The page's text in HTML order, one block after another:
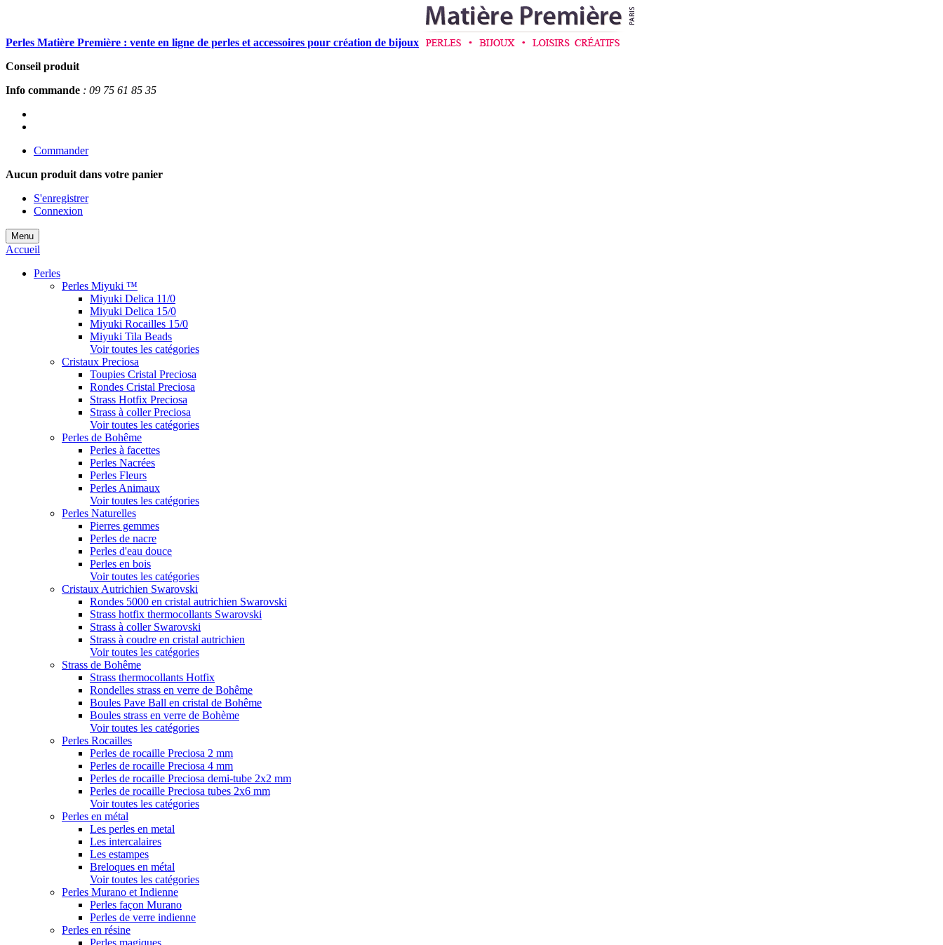
Perles Matière Première : vente en ligne de perles et accessoires pour création de bijoux
Conseil produit
Info commande : 09 75 61 85 35
Commander
Aucun produit dans votre panier
S'enregistrer
Connexion
Menu
Accueil
Perles
Perles Miyuki ™
Miyuki Delica 11/0
Miyuki Delica 15/0
Miyuki Rocailles 15/0
Miyuki Tila Beads
Voir toutes les catégories
Cristaux Preciosa
Toupies Cristal Preciosa
Rondes Cristal Preciosa
Strass Hotfix Preciosa
Strass à coller Preciosa
Voir toutes les catégories
Perles de Bohême
Perles à facettes
Perles Nacrées
Perles Fleurs
Perles Animaux
Voir toutes les catégories
Perles Naturelles
Pierres gemmes
Perles de nacre
Perles d'eau douce
Perles en bois
Voir toutes les catégories
Cristaux Autrichien Swarovski
Rondes 5000 en cristal autrichien Swarovski
Strass hotfix thermocollants Swarovski
Strass à coller Swarovski
Strass à coudre en cristal autrichien
Voir toutes les catégories
Strass de Bohême
Strass thermocollants Hotfix
Rondelles strass en verre de Bohême
Boules Pave Ball en cristal de Bohême
Boules strass en verre de Bohème
Voir toutes les catégories
Perles Rocailles
Perles de rocaille Preciosa 2 mm
Perles de rocaille Preciosa 4 mm
Perles de rocaille Preciosa demi-tube 2x2 mm
Perles de rocaille Preciosa tubes 2x6 mm
Voir toutes les catégories
Perles en métal
Les perles en metal
Les intercalaires
Les estampes
Breloques en métal
Voir toutes les catégories
Perles Murano et Indienne
Perles façon Murano
Perles de verre indienne
Perles en résine
Perles magiques